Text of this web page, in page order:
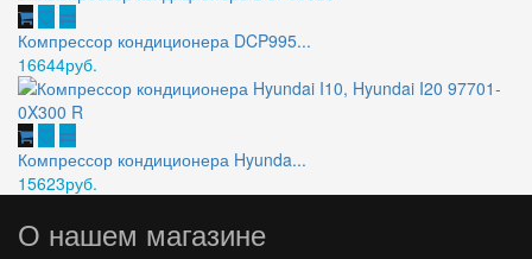
Компрессор кондиционера DCP995...
16644руб.
Компрессор кондиционера Hyunda...
15623руб.
О нашем магазине